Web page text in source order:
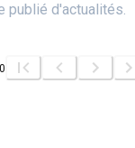
publié d'actualités.
0